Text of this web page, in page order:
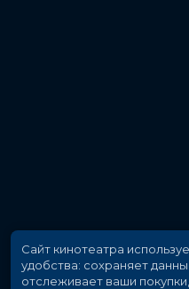
Сайт кинотеатра
удобства: сохраняет
отслеживает ваши